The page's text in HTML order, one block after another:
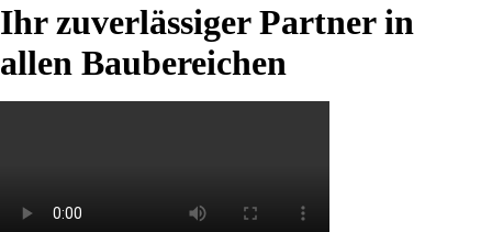
Ihr zuverlässiger Partner in
allen Baubereichen